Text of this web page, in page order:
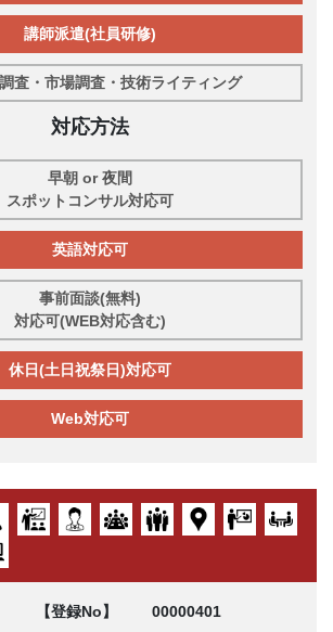
講師派遣(社員研修)
査・市場調査・技術ライティング
対応方法
早朝 or 夜間
スポットコンサル対応可
英語対応可
事前面談(無料)
対応可(WEB対応含む)
休日(土日祝祭日)対応可
Web対応可
【登録No】
00000401